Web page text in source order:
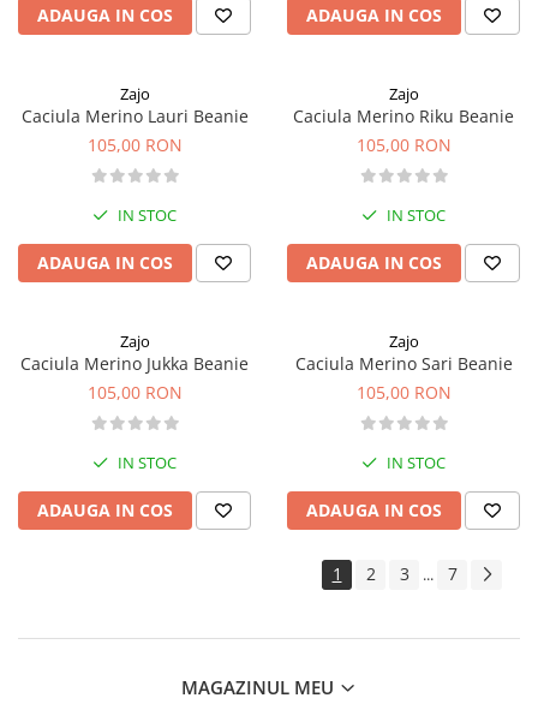
ADAUGA IN COS ADAUGA IN COS
Zajo
Caciula Merino Lauri Beanie
105,00 RON
IN STOC
ADAUGA IN COS
Zajo
Caciula Merino Riku Beanie
105,00 RON
IN STOC
ADAUGA IN COS
Zajo
Caciula Merino Jukka Beanie
105,00 RON
IN STOC
ADAUGA IN COS
Zajo
Caciula Merino Sari Beanie
105,00 RON
IN STOC
ADAUGA IN COS
1 2 3 ... 7
MAGAZINUL MEU